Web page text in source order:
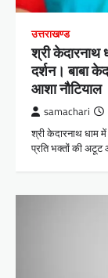
उत्तराखण्ड
श्री
दर्शन। बाबा
आशा नौटियाल
samachari
श्री केदारनाथ धाम
प्रति भक्तों की